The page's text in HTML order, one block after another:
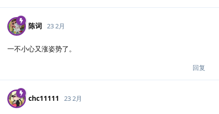
陈词 23 2月
一不小心又涨姿势了。
回复
chc11111 23 2月